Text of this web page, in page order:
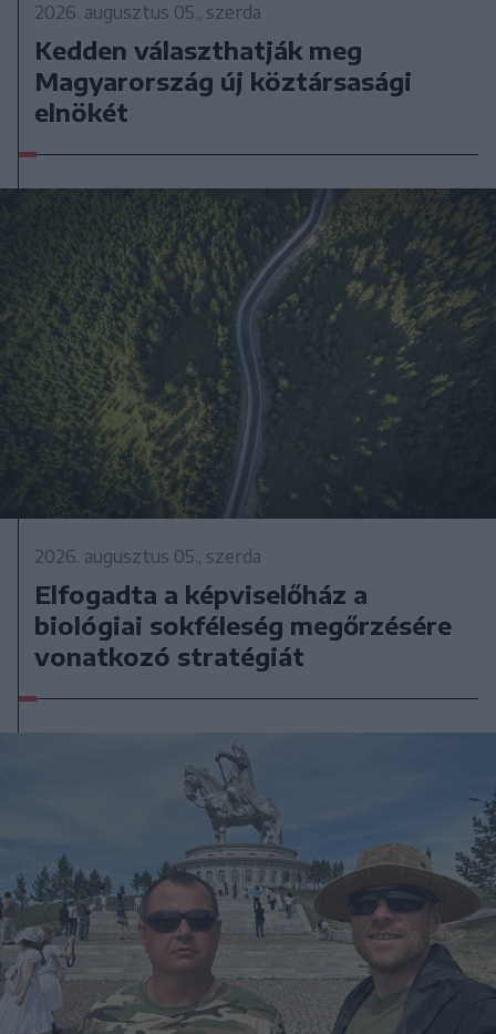
2026. augusztus 05., szerda
Kedden választhatják meg
Magyarország új köztársasági
elnökét
2026. augusztus 05., szerda
Elfogadta a képviselőház a
biológiai sokféleség megőrzésére
vonatkozó stratégiát